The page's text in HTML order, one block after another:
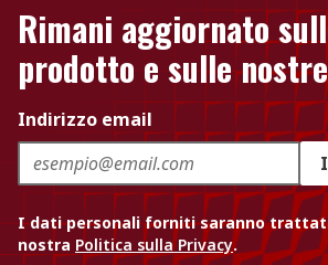
Rimani aggiornato
prodotto e sulle
Indirizzo email
I dati personali forniti saranno
nostra Politica sulla Privacy.